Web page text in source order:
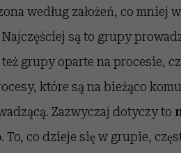
według założeń, co mniej
są to grupy
też grupy oparte na procesie,
które są na bieżąco
Zazwyczaj dotyczy to
. To, co dzieje się w grupie,